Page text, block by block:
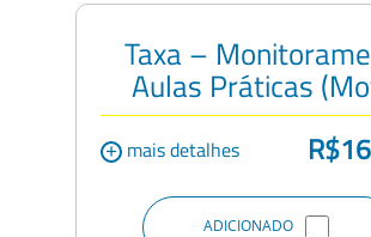
Taxa –
Aulas Práticas
+ mais detalhes
ADICIONADO